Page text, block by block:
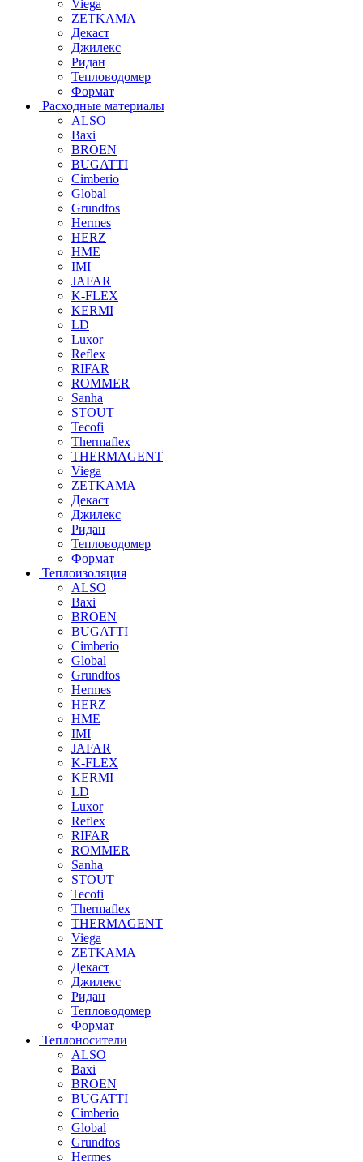
Viega
ZETKAMA
Декаст
Джилекс
Ридан
Тепловодомер
Формат
Расходные материалы
ALSO
Baxi
BROEN
BUGATTI
Cimberio
Global
Grundfos
Hermes
HERZ
HME
IMI
JAFAR
K-FLEX
KERMI
LD
Luxor
Reflex
RIFAR
ROMMER
Sanha
STOUT
Tecofi
Thermaflex
THERMAGENT
Viega
ZETKAMA
Декаст
Джилекс
Ридан
Тепловодомер
Формат
Теплоизоляция
ALSO
Baxi
BROEN
BUGATTI
Cimberio
Global
Grundfos
Hermes
HERZ
HME
IMI
JAFAR
K-FLEX
KERMI
LD
Luxor
Reflex
RIFAR
ROMMER
Sanha
STOUT
Tecofi
Thermaflex
THERMAGENT
Viega
ZETKAMA
Декаст
Джилекс
Ридан
Тепловодомер
Формат
Теплоносители
ALSO
Baxi
BROEN
BUGATTI
Cimberio
Global
Grundfos
Hermes